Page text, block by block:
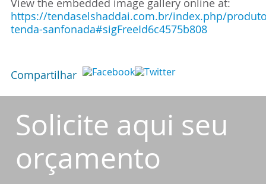
View the embedded image gallery online at:
https://tendaselshaddai.com.br/index.php/
tenda-sanfonada#sigFreeId6c4575b808
Compartilhar
Solicite aqui seu
orçamento